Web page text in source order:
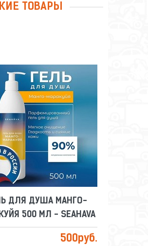
ТОВАРЫ
ДЛЯ ДУША МАНГО-
500 МЛ - SEAHAVA
Сравнить Отложить
ДЛЯ ДУША МАНГО-
500 МЛ - SEAHAVA
500руб.